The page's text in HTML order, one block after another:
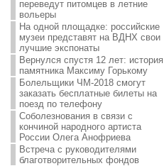
переведут питомцев в летние
вольеры
На одной площадке: российские
музеи представят на ВДНХ свои
лучшие экспонаты
Вернулся спустя 12 лет: история
памятника Максиму Горькому
Болельщики ЧМ-2018 смогут
заказать бесплатные билеты на
поезд по телефону
Соболезнования в связи с
кончиной народного артиста
России Олега Анофриева
Встреча с руководителями
благотворительных фондов